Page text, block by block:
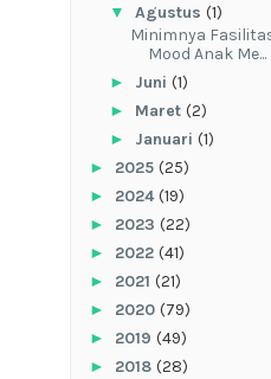
▼ Agustus (1)
‎Minimnya
Mood Anak Me...
► Juni (1)
► Maret (2)
► Januari (1)
► 2025 (25)
► 2024(19)
► 2023 (22)
► 2022 (41)
► 2021 (21)
► 2020 (79)
► 2019 (49)
► 2018 (28)